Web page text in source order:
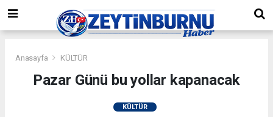
Anasayfa KÜLTÜR
Pazar Günü bu yollar kapanacak
KÜLTÜR